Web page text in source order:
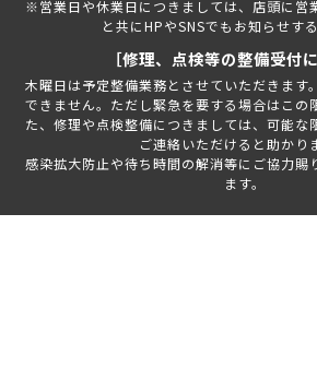
※営業日や休業日につきましては、店頭に営
と共にHPやSNSでもお知らせする
［修理、点検等の整備受付
木曜日は予定整備業務とさせていただきます
できません。ただし緊急を要する場合はこの
た、修理や点検整備につきましては、可能な
ご連絡いただけると助かり
感染拡大防止や待ち時間の解消等にご協力賜
ます。